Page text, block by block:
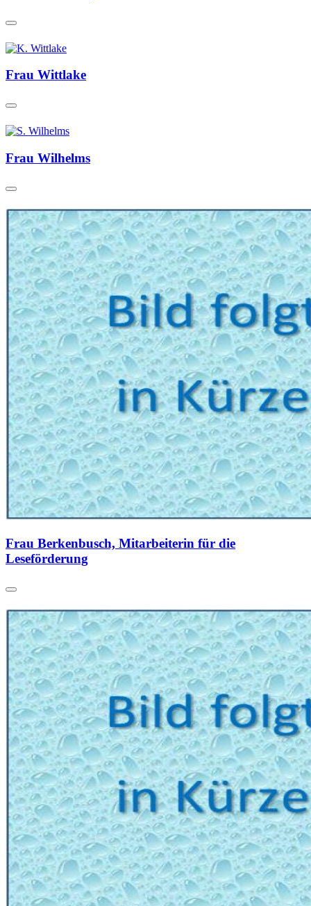
Frau Wittlake
Frau Wilhelms
Frau Berkenbusch, Mitarbeiterin für die
Leseförderung